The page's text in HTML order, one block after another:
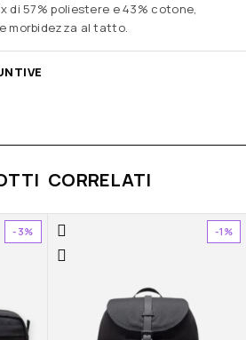
di 57% poliestere e 43% cotone,
morbidezza al tatto.
CORRELATI
-3% -1%